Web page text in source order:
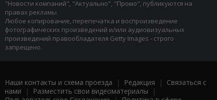
"Новости компаний", "Актуально", "Промо", публикуются на
правах рекламы.
Любое копирование, перепечатка и воспроизведение
фотографических произведений и/или аудиовизуальных
произведений правообладателя Getty Images - строго
запрещено.
Наши контакты и схема проезда | Редакция | Связаться с
нами | Разместить свои видеоматериалы |